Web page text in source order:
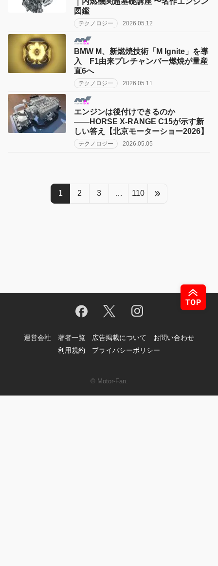
図鑑
テクノロジー 2026.05.12
BMW M、新燃焼技術「M Ignite」を導
入 F1由来プレチャンバー燃焼が量産
直6へ
テクノロジー 2026.05.11
エンジンは後付けできるのか
――HORSE X-RANGE C15が示す新
しい答え【北京モーターショー2026】
テクノロジー 2026.05.05
1 2 3 … 110
運営会社 著者一覧 広告掲載について
お問い合わせ
利用規約
プライバシーポリシー
© Motor-Fan.